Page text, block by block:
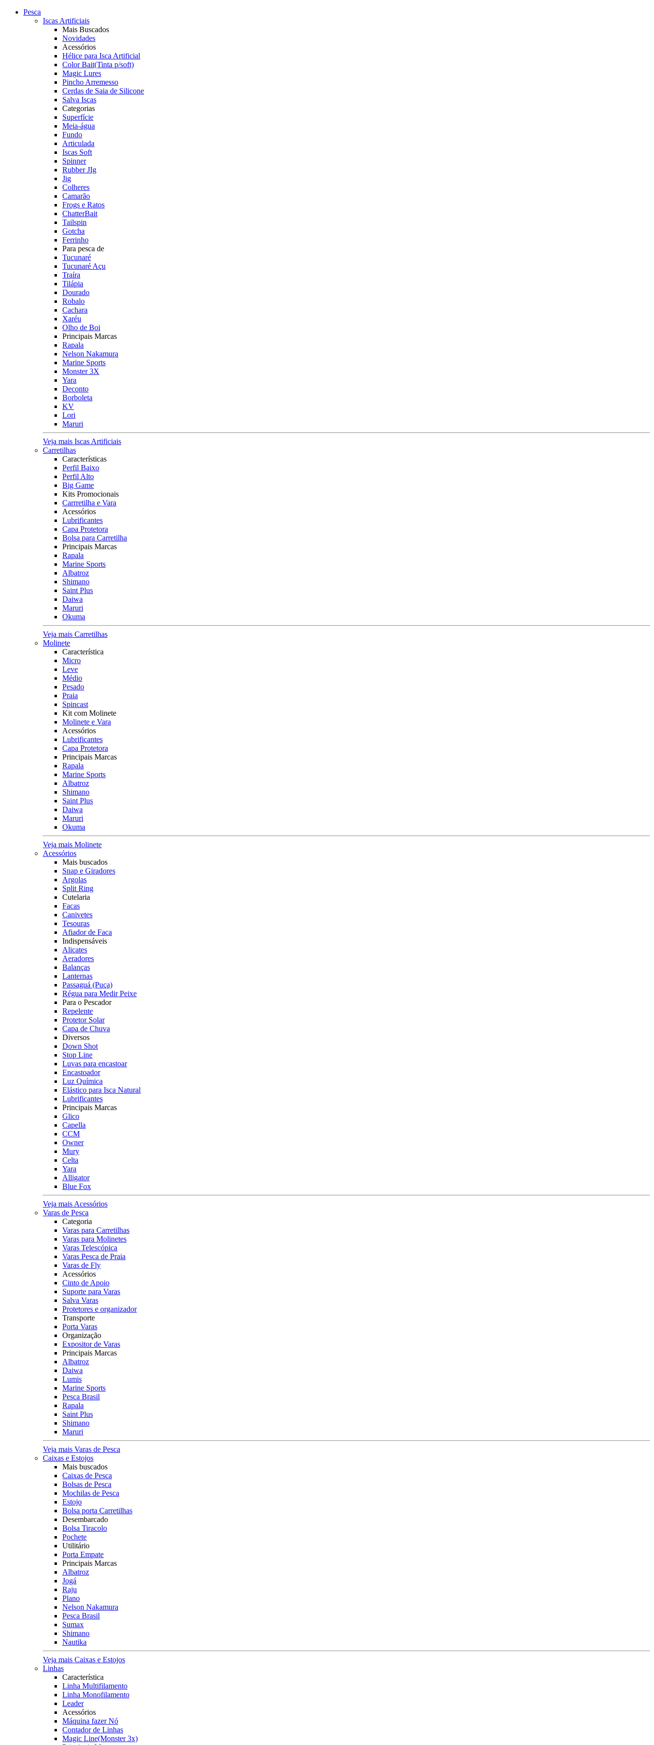
Pesca
Iscas Artificiais
Mais Buscados
Novidades
Acessórios
Hélice para Isca Artificial
Color Bait(Tinta p/soft)
Magic Lures
Pincho Arremesso
Cerdas de Saia de Silicone
Salva Iscas
Categorias
Superfície
Meia-água
Fundo
Articulada
Iscas Soft
Spinner
Rubber JIg
Jig
Colheres
Camarão
Frogs e Ratos
ChatterBait
Tailspin
Gotcha
Ferrinho
Para pesca de
Tucunaré
Tucunaré Açu
Traíra
Tilápia
Dourado
Robalo
Cachara
Xaréu
Olho de Boi
Principais Marcas
Rapala
Nelson Nakamura
Marine Sports
Monster 3X
Yara
Deconto
Borboleta
KV
Lori
Maruri
Veja mais Iscas Artificiais
Carretilhas
Características
Perfil Baixo
Perfil Alto
Big Game
Kits Promocionais
Carrretilha e Vara
Acessórios
Lubrificantes
Capa Protetora
Bolsa para Carretilha
Principais Marcas
Rapala
Marine Sports
Albatroz
Shimano
Saint Plus
Daiwa
Maruri
Okuma
Veja mais Carretilhas
Molinete
Característica
Micro
Leve
Médio
Pesado
Praia
Spincast
Kit com Molinete
Molinete e Vara
Acessórios
Lubrificantes
Capa Protetora
Principais Marcas
Rapala
Marine Sports
Albatroz
Shimano
Saint Plus
Daiwa
Maruri
Okuma
Veja mais Molinete
Acessórios
Mais buscados
Snap e Giradores
Argolas
Split Ring
Cutelaria
Facas
Canivetes
Tesouras
Afiador de Faca
Indispensáveis
Alicates
Aeradores
Balanças
Lanternas
Passaguá (Puça)
Régua para Medir Peixe
Para o Pescador
Repelente
Protetor Solar
Capa de Chuva
Diversos
Down Shot
Stop Line
Luvas para encastoar
Encastoador
Luz Química
Elástico para Isca Natural
Lubrificantes
Principais Marcas
Glico
Capella
CCM
Owner
Mury
Celta
Yara
Alligator
Blue Fox
Veja mais Acessórios
Varas de Pesca
Categoria
Varas para Carretilhas
Varas para Molinetes
Varas Telescópica
Varas Pesca de Praia
Varas de Fly
Acessórios
Cinto de Apoio
Suporte para Varas
Salva Varas
Protetores e organizador
Transporte
Porta Varas
Organização
Expositor de Varas
Principais Marcas
Albatroz
Daiwa
Lumis
Marine Sports
Pesca Brasil
Rapala
Saint Plus
Shimano
Maruri
Veja mais Varas de Pesca
Caixas e Estojos
Mais buscados
Caixas de Pesca
Bolsas de Pesca
Mochilas de Pesca
Estojo
Bolsa porta Carretilhas
Desembarcado
Bolsa Tiracolo
Pochete
Utilitário
Porta Empate
Principais Marcas
Albatroz
Jogá
Raju
Plano
Nelson Nakamura
Pesca Brasil
Sumax
Shimano
Nautika
Veja mais Caixas e Estojos
Linhas
Característica
Linha Multifilamento
Linha Monofilamento
Leader
Acessórios
Máquina fazer Nó
Contador de Linhas
Magic Line(Monster 3x)